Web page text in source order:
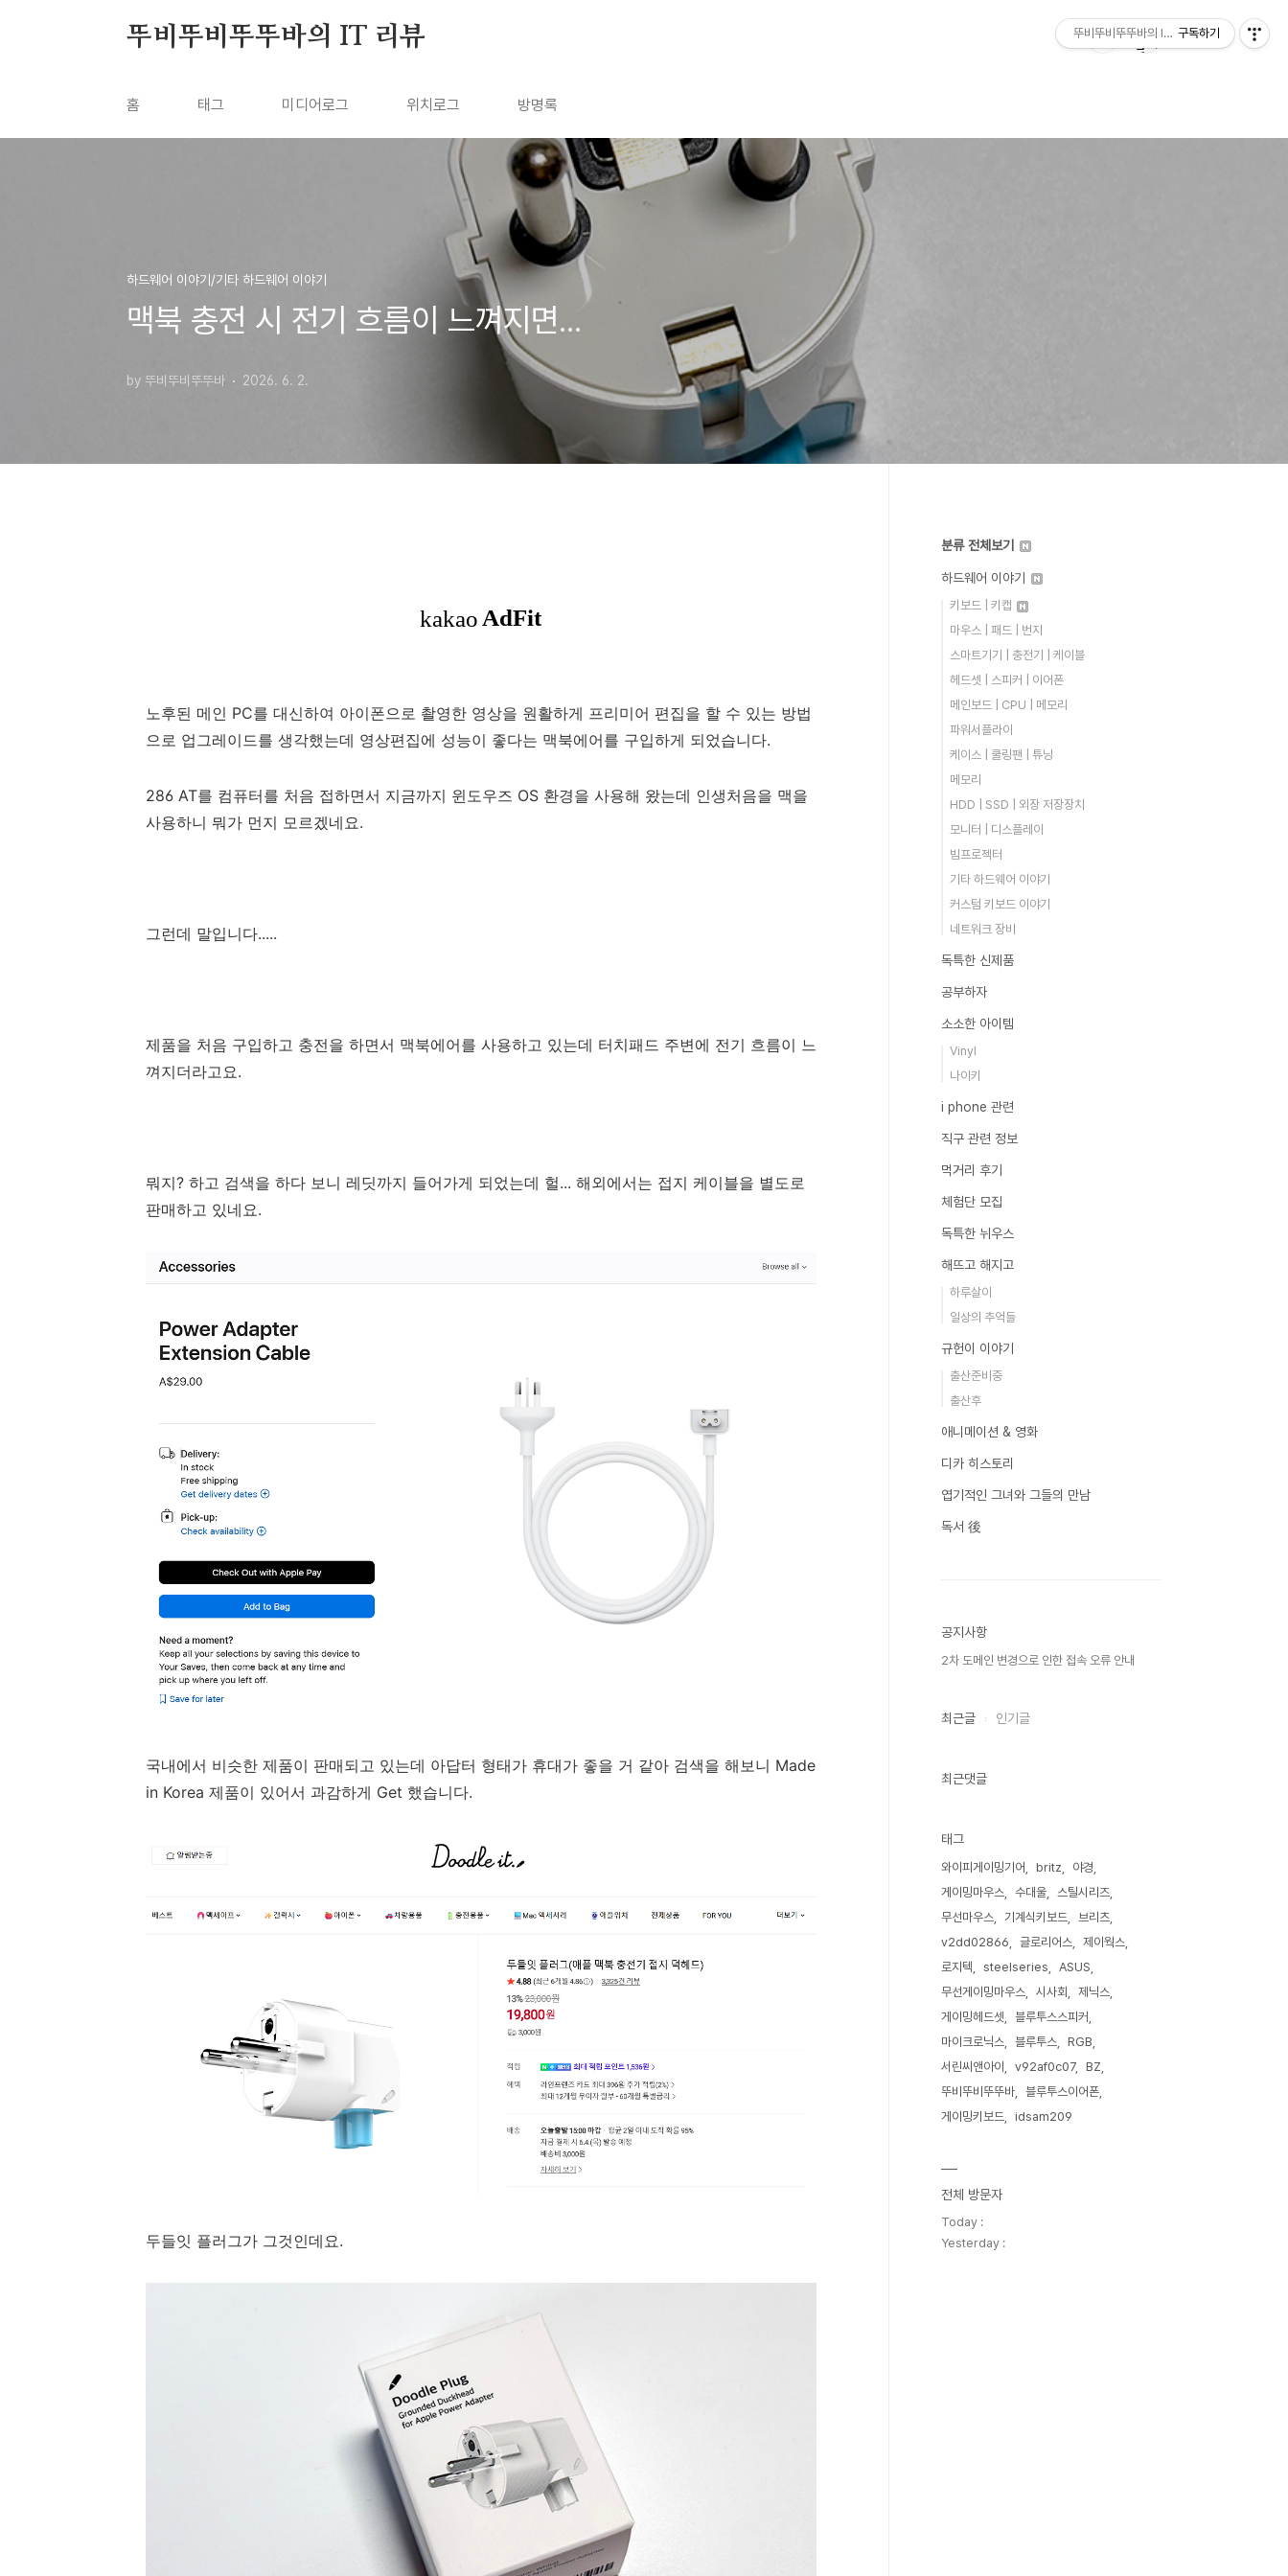
뚜비뚜비뚜뚜바의 IT 리뷰
홈 태그 미디어로그 위치로그 방명록
하드웨어 이야기/기타 하드웨어 이야기
맥북 충전 시 전기 흐름이 느껴지면...
by 뚜비뚜비뚜뚜바 2026. 6. 2.
노후된 메인 PC를 대신하여 아이폰으로 촬영한 영상을 원활하게 프리미어 편집을 할 수 있는 방법
으로 업그레이드를 생각했는데 영상편집에 성능이 좋다는 맥북에어를 구입하게 되었습니다.
286 AT를 컴퓨터를 처음 접하면서 지금까지 윈도우즈 OS 환경을 사용해 왔는데 인생처음을 맥을
사용하니 뭐가 먼지 모르겠네요.
그런데 말입니다.....
제품을 처음 구입하고 충전을 하면서 맥북에어를 사용하고 있는데 터치패드 주변에 전기 흐름이 느
껴지더라고요.
뭐지? 하고 검색을 하다 보니 레딧까지 들어가게 되었는데 헐... 해외에서는 접지 케이블을 별도로
판매하고 있네요.
국내에서 비슷한 제품이 판매되고 있는데 아답터 형태가 휴대가 좋을 거 같아 검색을 해보니 Made
in Korea 제품이 있어서 과감하게 Get 했습니다.
두들잇 플러그가 그것인데요.
분류 전체보기
하드웨어 이야기
키보드 | 키캡
마우스 | 패드 | 번지
스마트기기 | 충전기 | 케이블
헤드셋 | 스피커 | 이어폰
메인보드 | CPU | 메모리
파워서플라이
케이스 | 쿨링팬 | 튜닝
메모리
HDD | SSD | 외장 저장장치
모니터 | 디스플레이
빔프로젝터
기타 하드웨어 이야기
커스텀 키보드 이야기
네트워크 장비
독특한 신제품
공부하자
소소한 아이템
Vinyl
나이키
i phone 관련
직구 관련 정보
먹거리 후기
체험단 모집
독특한 뉘우스
해뜨고 해지고
하루살이
일상의 추억들
규헌이 이야기
출산준비중
출산후
애니메이션 & 영화
디카 히스토리
엽기적인 그녀와 그들의 만남
독서 後
공지사항
2차 도메인 변경으로 인한 접속 오류 안내
최근글 인기글
최근댓글
태그
와이피게이밍기어 britz
야경
게이밍마우스
수대울
스틸시리즈
무선마우스
기계식키보드
브리츠
v2dd02866
글로리어스
제이웍스
로지텍
steelseries
ASUS
무선게이밍마우스
시사회
제닉스
게이밍헤드셋
블루투스스피커
마이크로닉스
블루투스
RGB
서린씨앤아이
v92af0c07
BZ
뚜비뚜비뚜뚜바
블루투스이어폰
게이밍키보드
idsam209
전체 방문자
Today :
Yesterday :
뚜비뚜비뚜뚜바의 IT 리뷰구독하기